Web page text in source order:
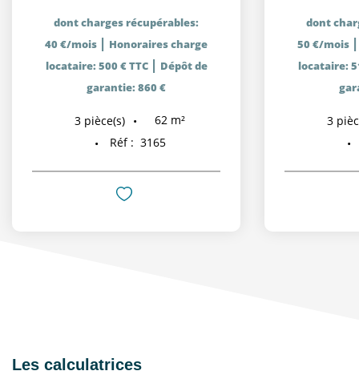
dont charges récupérables:
40 €/mois | Honoraires charge
locataire: 500 € TTC | Dépôt de
garantie: 860 €
3 pièce(s) 62 m²
Réf : 3165
dont
50 €/mois
locataire:
3
Les calculatrices